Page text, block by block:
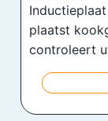
plaatst
controleert